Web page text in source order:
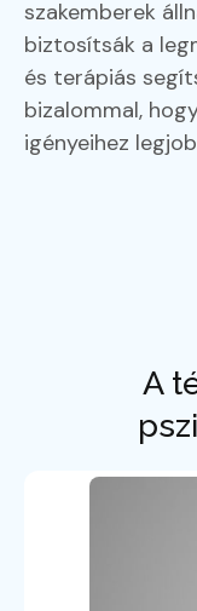
szakemberek
biztosítsák a
és terápiás
bizalommal,
igényeihez
A